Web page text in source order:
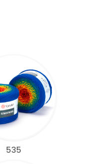
535